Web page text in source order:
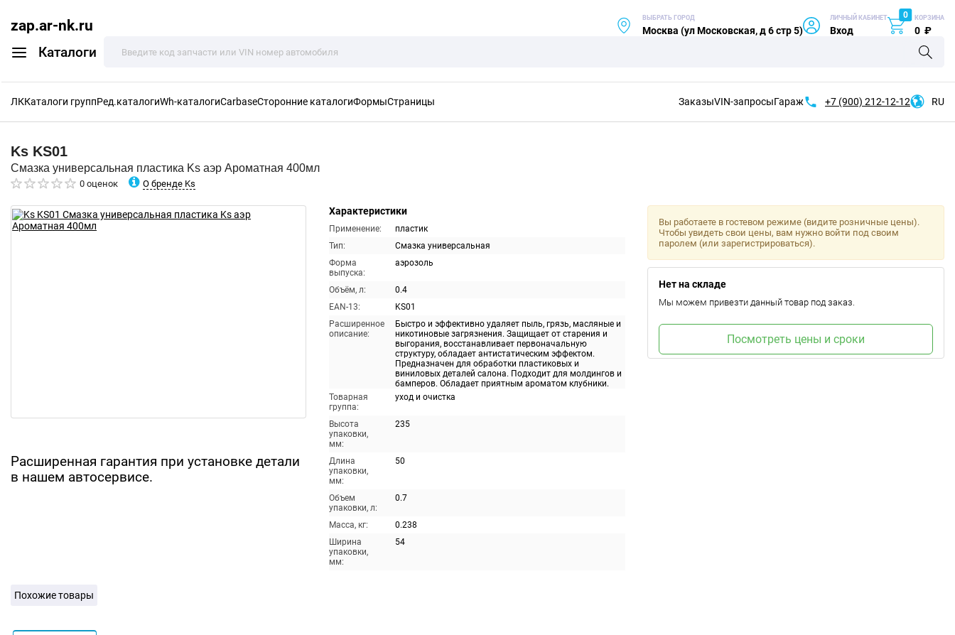
zap.ar-nk.ru
Каталоги
ВЫБРАТЬ ГОРОД
Москва (ул Московская, д 6 стр 5)
ЛИЧНЫЙ КАБИНЕТ
Вход
0 КОРЗИНА
0 ₽
ЛККаталоги группРед.каталогиWh-каталогиCarbaseСторонние каталогиФормыСтраницы ЗаказыVIN-запросыГараж +7 (900) 212-12-12 RU
Ks KS01
Смазка универсальная пластика Ks аэр Ароматная 400мл
0 оценок О бренде Ks
Расширенная гарантия при установке детали
в нашем автосервисе.
Характеристики
Применение:
пластик
Тип:
Смазка универсальная
Форма
выпуска:
аэрозоль
Объём, л:
0.4
EAN-13:
KS01
Расширенное
описание:
Быстро и эффективно удаляет пыль, грязь, масляные и
никотиновые загрязнения. Защищает от старения и
выгорания, восстанавливает первоначальную
структуру, обладает антистатическим эффектом.
Предназначен для обработки пластиковых и
виниловых деталей салона. Подходит для молдингов и
бамперов. Обладает приятным ароматом клубники.
Товарная
группа:
уход и очистка
Высота
упаковки,
мм:
235
Длина
упаковки,
мм:
50
Объем
упаковки, л:
0.7
Масса, кг:
0.238
Ширина
упаковки,
мм:
54
Вы работаете в гостевом режиме (видите розничные цены).
Чтобы увидеть свои цены, вам нужно войти под своим
паролем (или зарегистрироваться).
Нет на складе
Мы можем привезти данный товар под заказ.
Посмотреть цены и сроки
Похожие товары